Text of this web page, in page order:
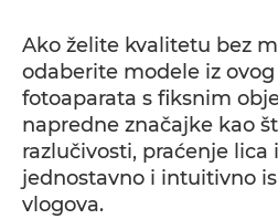
Ako želite kvalitetu bez
odaberite modele iz
fotoaparata s fiksnim
napredne značajke kao
razlučivosti, praćenje lica
jednostavno i intuitivno
vlogova.